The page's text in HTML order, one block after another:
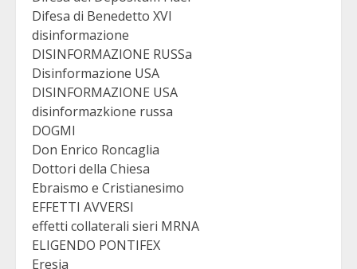
Difesa di Benedetto XVI
disinformazione
DISINFORMAZIONE RUSSa
Disinformazione USA
DISINFORMAZIONE USA
disinformazkione russa
DOGMI
Don Enrico Roncaglia
Dottori della Chiesa
Ebraismo e Cristianesimo
EFFETTI AVVERSI
effetti collaterali sieri MRNA
ELIGENDO PONTIFEX
Eresia